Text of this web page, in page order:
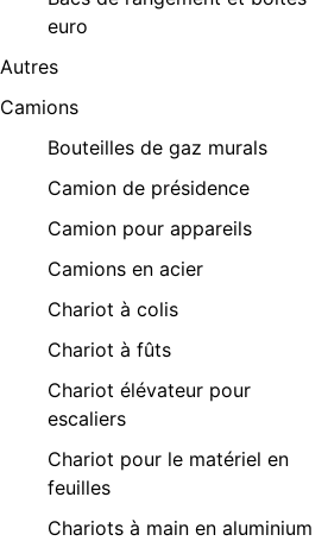
euro
Autres
Camions
Bouteilles de gaz murals
Camion de présidence
Camion pour appareils
Camions en acier
Chariot à colis
Chariot à fûts
Chariot élévateur pour
escaliers
Chariot pour le matériel en
feuilles
Chariots à main en aluminium